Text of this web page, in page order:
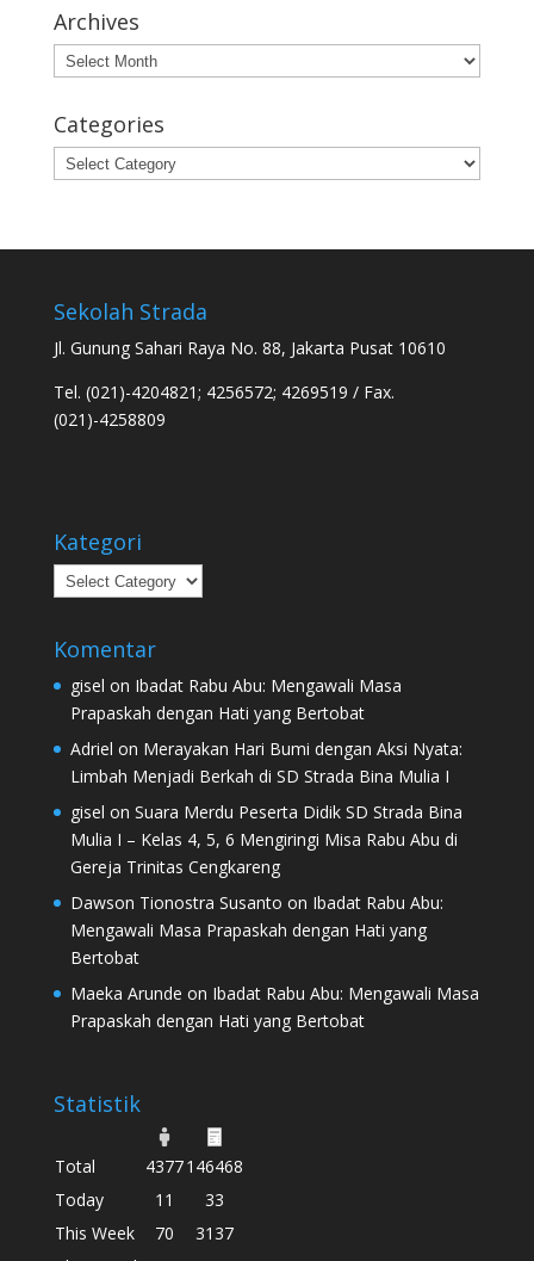
Archives
Archives
Categories
Categories
Sekolah Strada
Jl. Gunung Sahari Raya No. 88, Jakarta Pusat 10610
Tel. (021)-4204821; 4256572; 4269519 / Fax.
(021)-4258809
Kategori
Kategori
Komentar
gisel on Ibadat Rabu Abu: Mengawali Masa
Prapaskah dengan Hati yang Bertobat
Adriel on Merayakan Hari Bumi dengan Aksi Nyata:
Limbah Menjadi Berkah di SD Strada Bina Mulia I
gisel on Suara Merdu Peserta Didik SD Strada Bina
Mulia I – Kelas 4, 5, 6 Mengiringi Misa Rabu Abu di
Gereja Trinitas Cengkareng
Dawson Tionostra Susanto on Ibadat Rabu Abu:
Mengawali Masa Prapaskah dengan Hati yang
Bertobat
Maeka Arunde on Ibadat Rabu Abu: Mengawali Masa
Prapaskah dengan Hati yang Bertobat
Statistik
Total 4377146468
Today
11
33
This Week
70
3137